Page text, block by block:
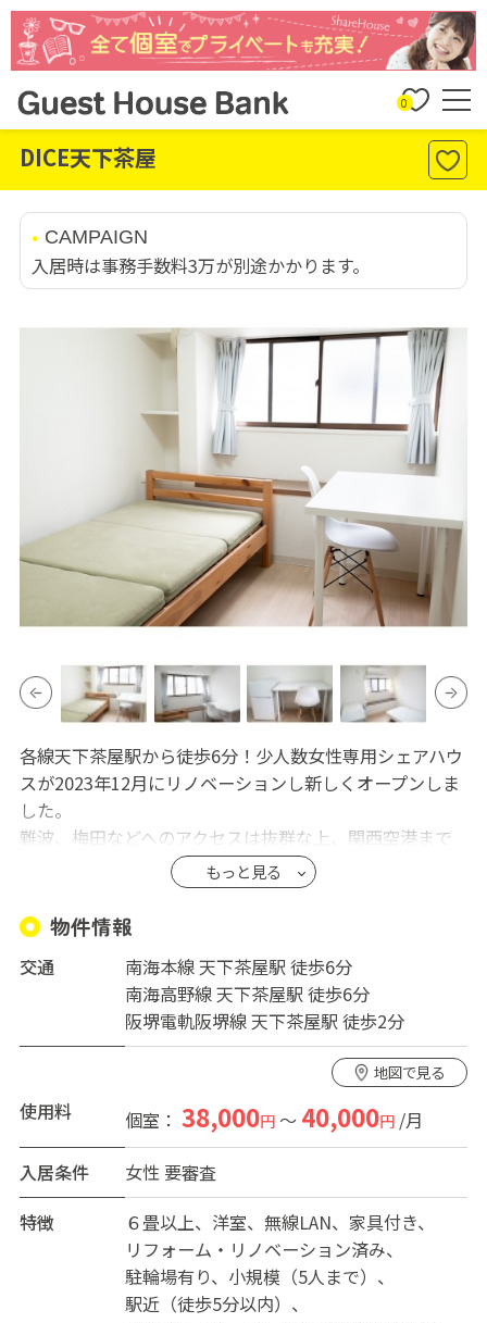
0
DICE天下茶屋
CAMPAIGN
入居時は事務手数料3万が別途かかります。
各線天下茶屋駅から徒歩6分！少人数女性専用シェアハウ
スが2023年12月にリノベーションし新しくオープンしま
した。
難波、梅田などへのアクセスは抜群な上、関西空港まで
も直通40分ほどで着いちゃう！海外の方にも大人気な場
建物は2023年12月に大きくリノベーションを行い新らし
くなっております。プライベート空間を大事にしており、
各部屋に家具はもちろん、冷蔵庫も設置しております。
みんなでシェアする暮らしを送りつつ個人の時間も問題
なく過ごせるちょうどいいシェアハウス。
もっと見る
物件情報
交通
南海本線 天下茶屋駅 徒歩6分
南海高野線 天下茶屋駅 徒歩6分
阪堺電軌阪堺線 天下茶屋駅 徒歩2分
地図で見る
使用料 個室： 38,000円～ 40,000円/月
入居条件
女性 要審査
特徴
６畳以上 洋室 無線LAN
家具付き
リフォーム・リノベーション済み
駐輪場有り
小規模（5人まで）
駅近（徒歩5分以内）